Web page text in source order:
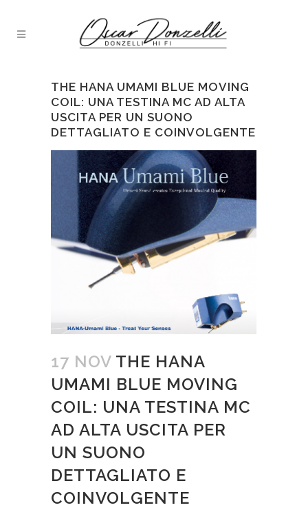
THE HANA UMAMI BLUE MOVING
COIL: UNA TESTINA MC AD ALTA
USCITA PER UN SUONO
DETTAGLIATO E COINVOLGENTE
17 NOV THE HANA
UMAMI BLUE MOVING
COIL: UNA TESTINA MC
AD ALTA USCITA PER
UN SUONO
DETTAGLIATO E
COINVOLGENTE